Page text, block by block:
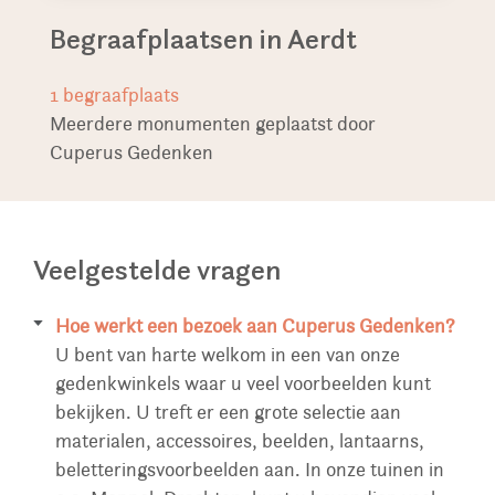
Begraafplaatsen in Aerdt
1 begraafplaats
Meerdere monumenten geplaatst door
Cuperus Gedenken
Veelgestelde vragen
Hoe werkt een bezoek aan Cuperus Gedenken?
U bent van harte welkom in een van onze
gedenkwinkels waar u veel voorbeelden kunt
bekijken. U treft er een grote selectie aan
materialen, accessoires, beelden, lantaarns,
beletteringsvoorbeelden aan. In onze tuinen in